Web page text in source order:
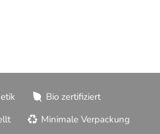
Bio zertifiziert
Minimale Verpackung